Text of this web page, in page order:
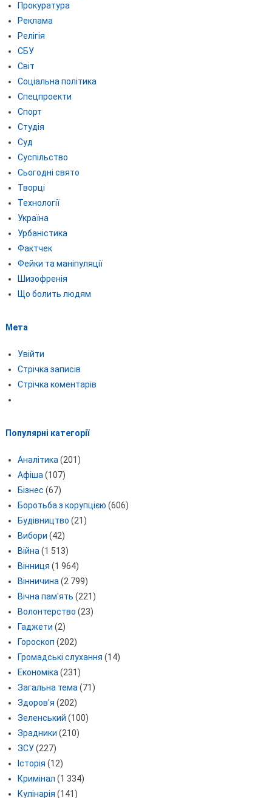
Прокуратура
Реклама
Релігія
СБУ
Світ
Соціальна політика
Спецпроекти
Спорт
Студія
Суд
Суспільство
Сьогодні свято
Творці
Технології
Україна
Урбаністика
Фактчек
Фейки та маніпуляції
Шизофренія
Що болить людям
Мета
Увійти
Стрічка записів
Стрічка коментарів
Популярні категорії
Аналітика (201)
Афіша (107)
Бізнес (67)
Боротьба з корупцією (606)
Будівництво (21)
Вибори (42)
Війна (1 513)
Вінниця (1 964)
Вінничина (2 799)
Вічна пам'ять (221)
Волонтерство (23)
Гаджети (2)
Гороскоп (202)
Громадські слухання (14)
Економіка (231)
Загальна тема (71)
Здоров'я (202)
Зеленський (100)
Зрадники (210)
ЗСУ(227)
Історія (12)
Кримінал (1 334)
Кулінарія (141)